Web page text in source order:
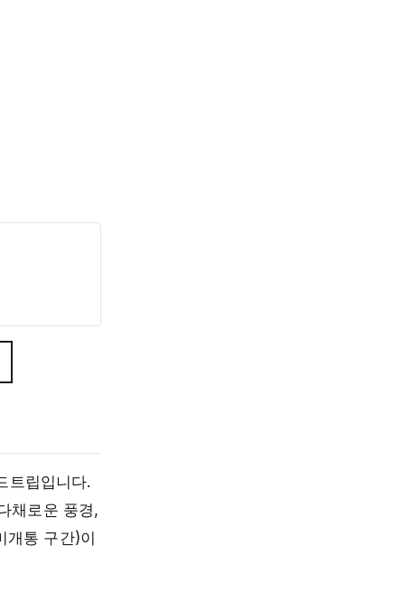
트립입니다.
채로운 풍경,
개통 구간)이